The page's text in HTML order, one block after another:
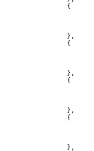
		{
		},
		{
		},
		{
		},
		{
		},